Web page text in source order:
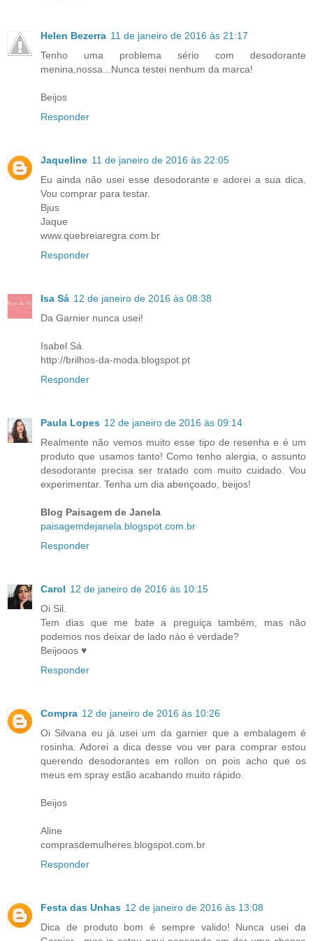
Helen Bezerra 11 de janeiro de 2016 às 21:17
Tenho uma problema sério com desodorante
menina,nossa...Nunca testei nenhum da marca!
Beijos
Responder
Jaqueline 11 de janeiro de 2016 às 22:05
Eu ainda não usei esse desodorante e adorei a sua dica.
Vou comprar para testar.
Bjus
Jaque
www.quebreiaregra.com.br
Responder
Isa Sá 12 de janeiro de 2016 às 08:38
Da Garnier nunca usei!
Isabel Sá
http://brilhos-da-moda.blogspot.pt
Responder
Paula Lopes 12 de janeiro de 2016 às 09:14
Realmente não vemos muito esse tipo de resenha e é um
produto que usamos tanto! Como tenho alergia, o assunto
desodorante precisa ser tratado com muito cuidado. Vou
experimentar. Tenha um dia abençoado, beijos!
Blog Paisagem de Janela
paisagemdejanela.blogspot.com.br
Responder
Carol 12 de janeiro de 2016 às 10:15
Oi Sil.
Tem dias que me bate a preguiça também, mas não
podemos nos deixar de lado náo é verdade?
Beijooos ♥
Responder
Compra 12 de janeiro de 2016 às 10:26
Oi Silvana eu já usei um da garnier que a embalagem é
rosinha. Adorei a dica desse vou ver para comprar estou
querendo desodorantes em rollon on pois acho que os
meus em spray estão acabando muito rápido.
Beijos
Aline
comprasdemulheres.blogspot.com.br
Responder
Festa das Unhas 12 de janeiro de 2016 às 13:08
Dica de produto bom é sempre valido! Nunca usei da